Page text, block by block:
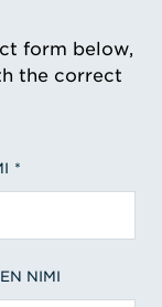
form below,
the correct
NIMI